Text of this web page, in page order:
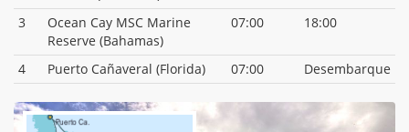
3
Ocean Cay MSC Marine
Reserve (Bahamas)
07:00 18:00
4 Puerto Cañaveral (Florida) 07:00 Desembarque